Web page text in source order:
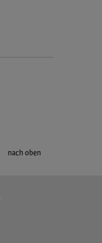
nach oben